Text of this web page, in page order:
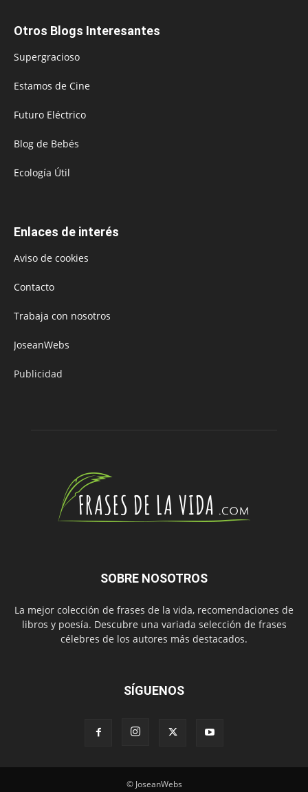
Otros Blogs Interesantes
Supergracioso
Estamos de Cine
Futuro Eléctrico
Blog de Bebés
Ecología Útil
Enlaces de interés
Aviso de cookies
Contacto
Trabaja con nosotros
JoseanWebs
Publicidad
SOBRE NOSOTROS
La mejor colección de frases de la vida, recomendaciones de
libros y poesía. Descubre una variada selección de frases
célebres de los autores más destacados.
SÍGUENOS
© JoseanWebs